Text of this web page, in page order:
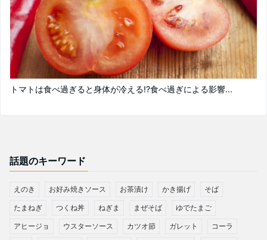
トマトは食べ過ぎると身体が冷える!?食べ過ぎによる影響...
話題のキーワード
えのき お好み焼きソース お茶漬け かき揚げ そば
たまねぎ つくね丼 ねぎま まぜそば ゆでたまご
アヒージョ ウスターソース カツオ節 ガレット コーラ